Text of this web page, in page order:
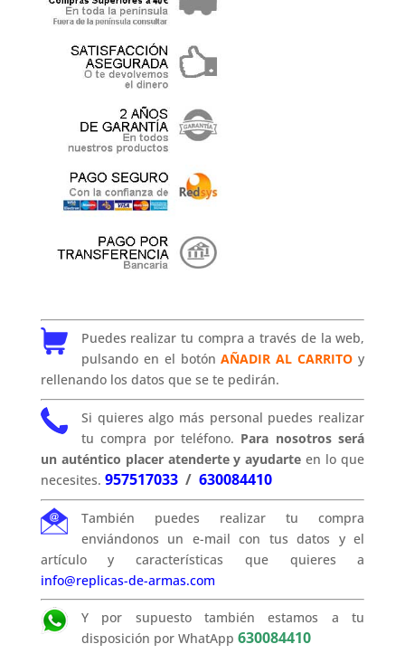
Puedes realizar tu compra a través de la web,
pulsando en el botónAÑADIR AL CARRITO y
rellenando los datos que se te pedirán.
Si quieres algo más personal puedes realizar
tu compra por teléfono. Para nosotros será
un auténtico placer atenderte y ayudarte en lo que
necesites. 957517033/ 630084410
También puedes realizar tu compra
enviándonos un e-mail con tus datos y el
artículo y características que quieres a
info@replicas-de-armas.com
Y por supuesto también estamos a tu
disposición por WhatApp 630084410